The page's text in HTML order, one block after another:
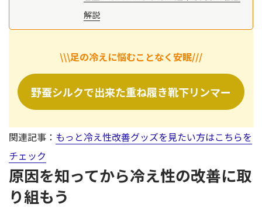
解説
\\\足の冷えに悩むことなく安眠///
野蚕シルクで出来た重ね履き靴下リンマー
関連記事： もっと冷え性改善グッズを見たい方はこちらを
チェック
原因を知ってから冷え性の改善に取
り組もう